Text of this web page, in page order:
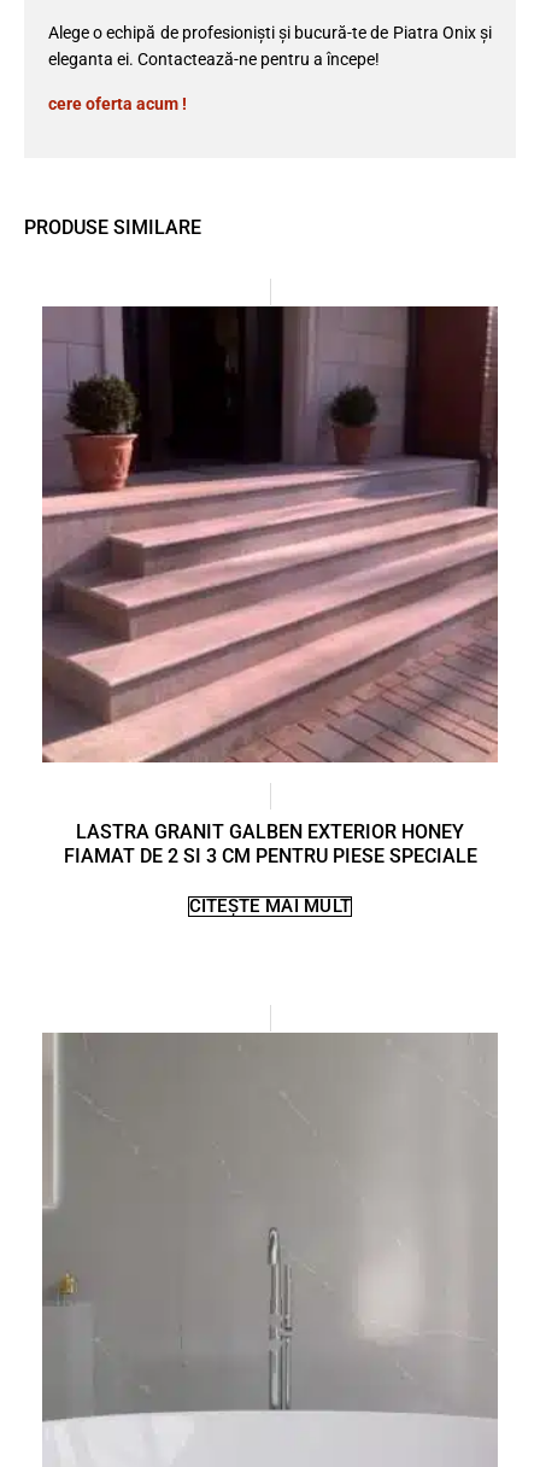
PRODUSE SIMILARE
LASTRA GRANIT GALBEN EXTERIOR HONEY
FIAMAT DE 2 SI 3 CM PENTRU PIESE SPECIALE
CITEȘTE MAI MULT
Alege o echipă de profesioniști și bucură-te de Piatra Onix și
eleganta ei. Contactează-ne pentru a începe!
cere oferta acum !